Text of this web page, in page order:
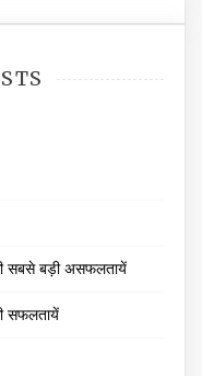
सबसे बड़ी असफलतायें
सफलतायें